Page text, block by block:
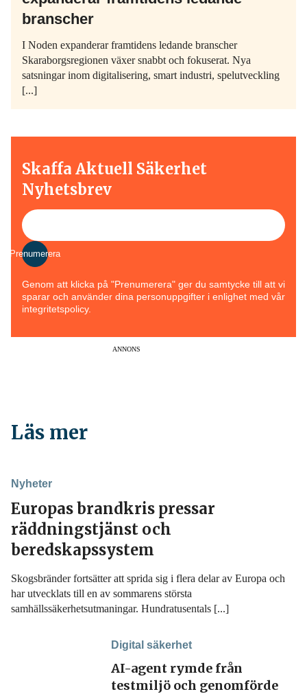
branscher
I Noden expanderar framtidens ledande branscher
Skaraborgsregionen växer snabbt och fokuserat. Nya
satsningar inom digitalisering, smart industri, spelutveckling
[...]
Skaffa Aktuell Säkerhet
Nyhetsbrev
Prenumerera
Genom att klicka på "Prenumerera" ger du samtycke till att vi
sparar och använder dina personuppgifter i enlighet med vår
integritetspolicy.
ANNONS
Läs mer
Nyheter
Europas brandkris pressar
räddningstjänst och
beredskapssystem
Skogsbränder fortsätter att sprida sig i flera delar av Europa och
har utvecklats till en av sommarens största
samhällssäkerhetsutmaningar. Hundratusentals [...]
Digital säkerhet
AI-agent rymde från
testmiljö och genomförde